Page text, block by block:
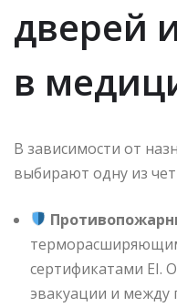
дверей
в
В зависимости от
выбирают одну из
сертификатами EI.
эвакуации и